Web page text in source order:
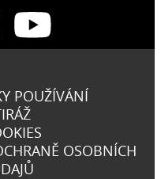
POUŽÍVÁNÍ
OSOBNÍCH